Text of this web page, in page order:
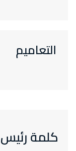
التعاميم
كلمة